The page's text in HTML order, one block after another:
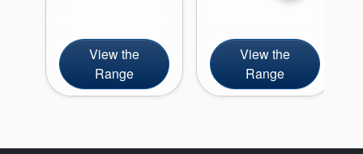
Sertifikalar ve Standartlar
View the
Range
View the
Range